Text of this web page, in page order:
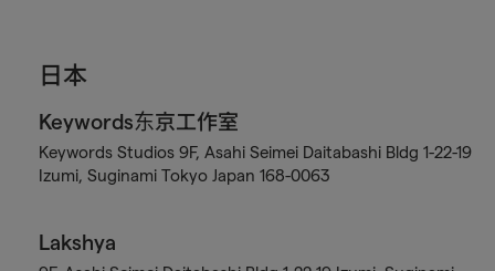
日本
Keywords东京工作室
Keywords Studios 9F, Asahi Seimei Daitabashi Bldg 1-22-19
Izumi, Suginami Tokyo Japan 168-0063
Lakshya